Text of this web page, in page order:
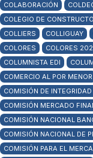
COLABORACIÓN
COLEGIO DE
COLLIERS
COLLIGUAY
COLORES
COLORES
COLUMNISTA EDI
COMERCIO AL POR MENOR
COMISIÓN DE
COMISIÓN MERCADO
COMISIÓN NACIONAL
COMISIÓN NACIONAL DE
COMISIÓN PARA EL